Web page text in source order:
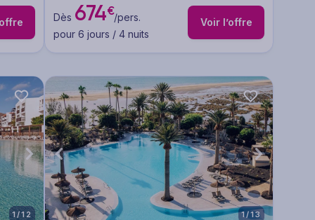
Dès 674€/pers.
pour 6 jours / 4 nuits
Voir l’offre
1/12 1/13